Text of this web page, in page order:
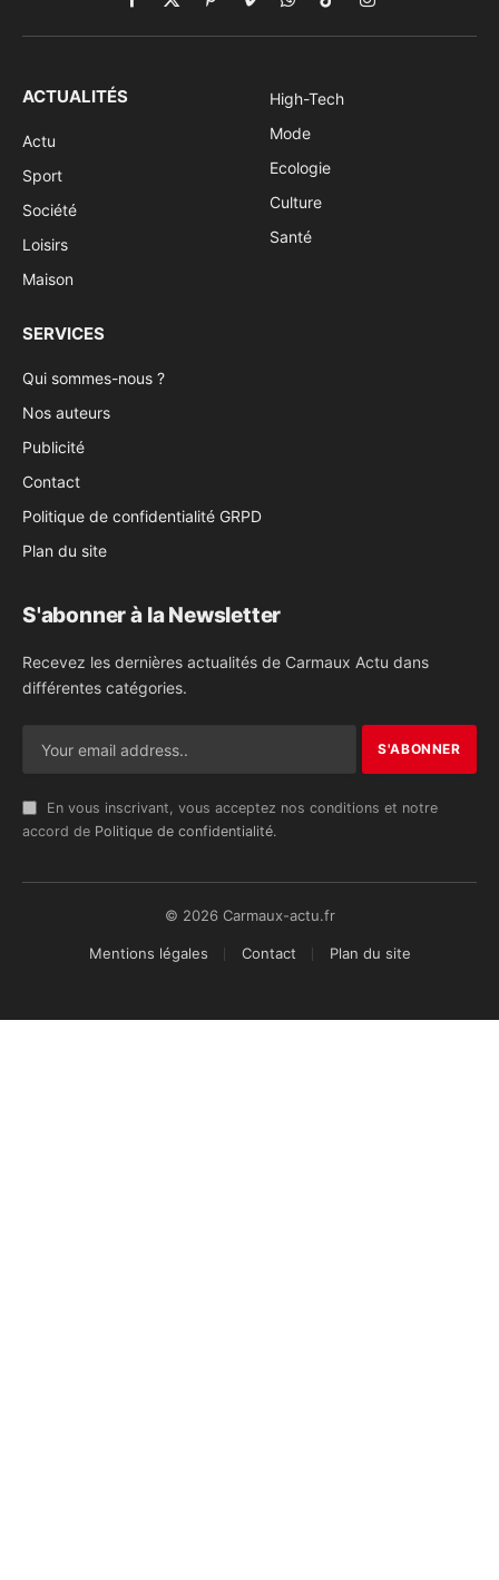
Facebook
X
(Twitter)
PinterestVimeoWhatsApp
TikTokInstagram
ACTUALITÉS
Actu
Sport
Société
Loisirs
Maison
High-Tech
Mode
Ecologie
Culture
Santé
SERVICES
Qui sommes-nous ?
Nos auteurs
Publicité
Contact
Politique de confidentialité GRPD
Plan du site
S'abonner à la Newsletter
Recevez les dernières actualités de Carmaux Actu dans
différentes catégories.
En vous inscrivant, vous acceptez nos conditions et notre
accord de Politique de confidentialité.
© 2026 Carmaux-actu.fr
Mentions légales Contact Plan du site